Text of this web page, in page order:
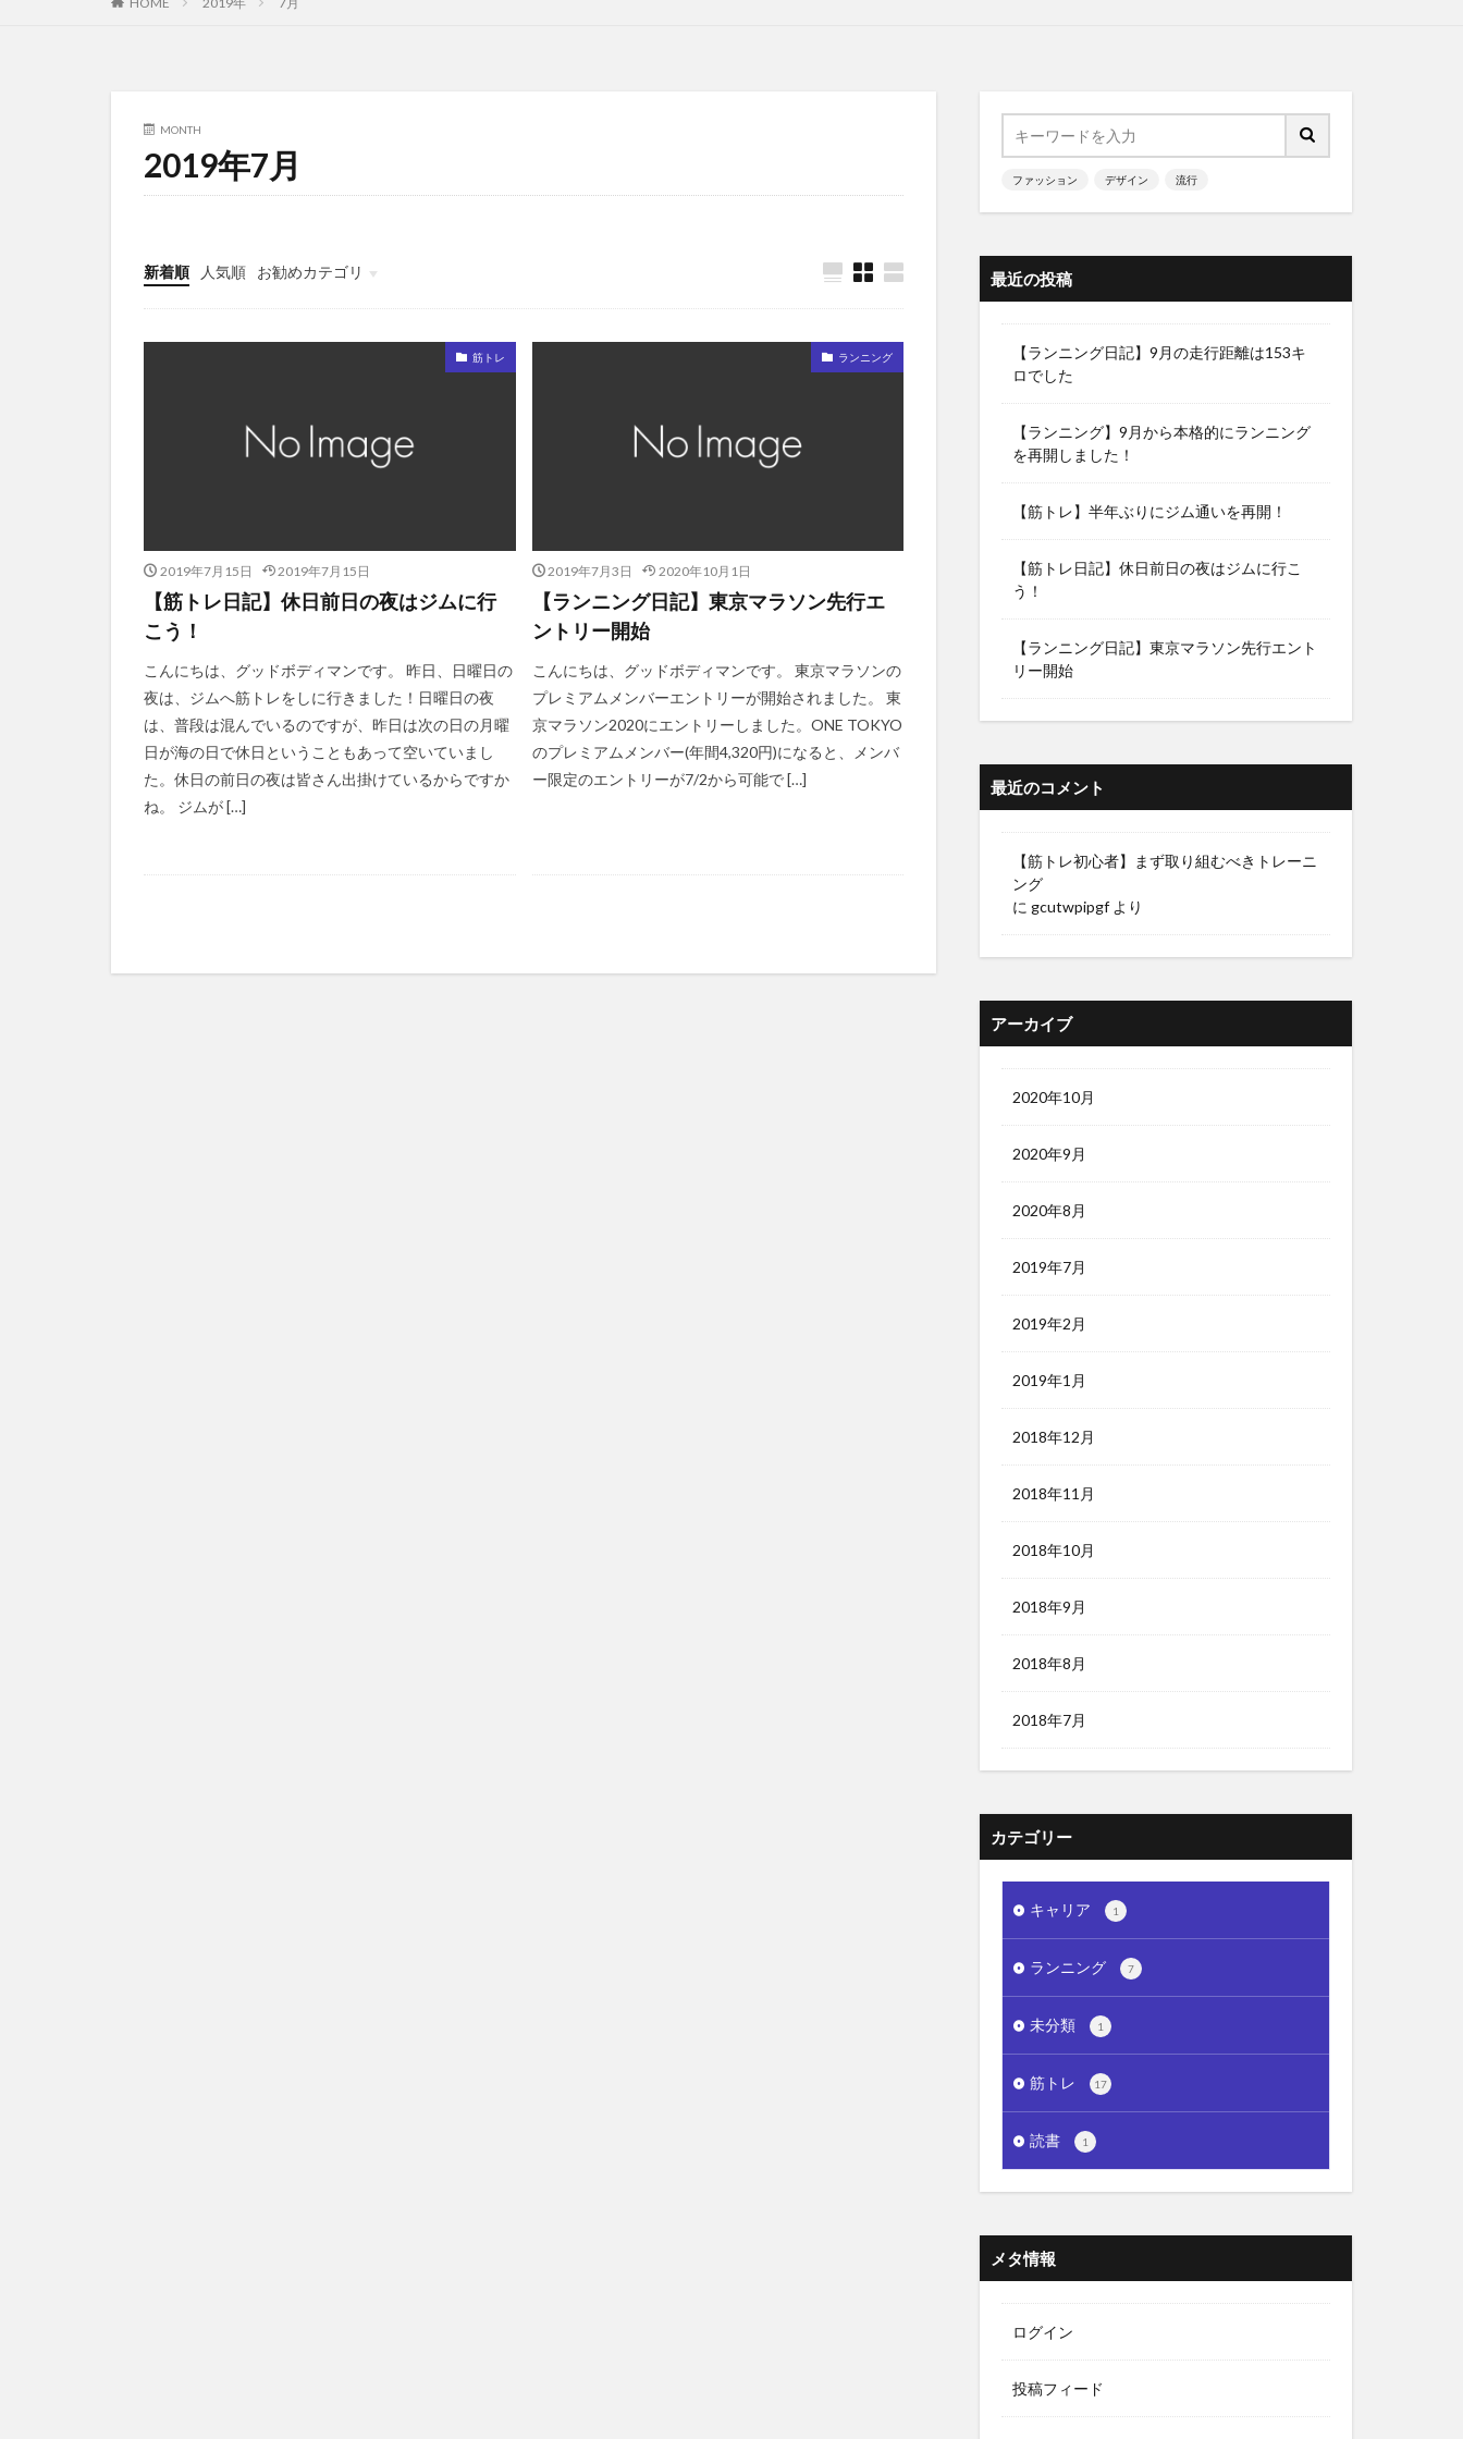
MONTH
2019年7月
新着順 人気順
お勧めカテゴリ
未分類
筋トレ
2019年7月15日 2019年7月15日
【筋トレ日記】休日前日の夜はジムに行
こう！
こんにちは、グッドボディマンです。 昨日、日曜日の
夜は、ジムへ筋トレをしに行きました！日曜日の夜
は、普段は混んでいるのですが、昨日は次の日の月曜
日が海の日で休日ということもあって空いていまし
た。休日の前日の夜は皆さん出掛けているからですか
ね。 ジムが […]
ランニング
2019年7月3日 2020年10月1日
【ランニング日記】東京マラソン先行エ
ントリー開始
こんにちは、グッドボディマンです。 東京マラソンの
プレミアムメンバーエントリーが開始されました。 東
京マラソン2020にエントリーしました。ONE TOKYO
のプレミアムメンバー(年間4,320円)になると、メンバ
ー限定のエントリーが7/2から可能で […]
ファッション デザイン 流行
最近の投稿
【ランニング日記】9月の走行距離は153キ
ロでした
【ランニング】9月から本格的にランニング
を再開しました！
【筋トレ】半年ぶりにジム通いを再開！
【筋トレ日記】休日前日の夜はジムに行こ
う！
【ランニング日記】東京マラソン先行エント
リー開始
最近のコメント
【筋トレ初心者】まず取り組むべきトレーニ
ング
に gcutwpipgf より
アーカイブ
2020年10月
2020年9月
2020年8月
2019年7月
2019年2月
2019年1月
2018年12月
2018年11月
2018年10月
2018年9月
2018年8月
2018年7月
カテゴリー
キャリア 1
ランニング 7
未分類 1
筋トレ 17
読書 1
メタ情報
ログイン
投稿フィード